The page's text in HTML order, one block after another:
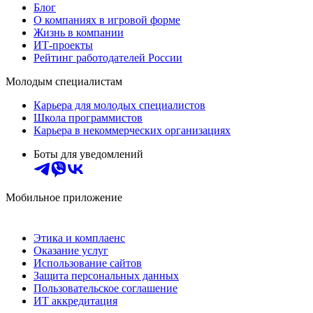
Блог
О компаниях в игровой форме
Жизнь в компании
ИТ-проекты
Рейтинг работодателей России
Молодым специалистам
Карьера для молодых специалистов
Школа программистов
Карьера в некоммерческих организациях
Боты для уведомлений
Мобильное приложение
Этика и комплаенс
Оказание услуг
Использование сайтов
Защита персональных данных
Пользовательское соглашение
ИТ аккредитация